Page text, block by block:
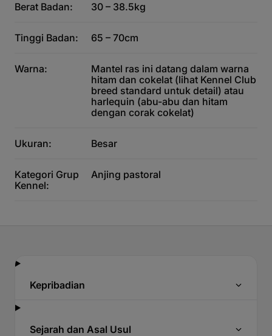
Berat Badan: 30 – 38.5kg
Tinggi Badan: 65 – 70cm
Warna:
Mantel ras ini datang dalam warna
hitam dan cokelat (lihat Kennel Club
breed standard untuk detail) atau
harlequin (abu-abu dan hitam
dengan corak cokelat)
Ukuran: Besar
Kategori Grup
Kennel:
Anjing pastoral
Kepribadian
Sejarah dan Asal Usul